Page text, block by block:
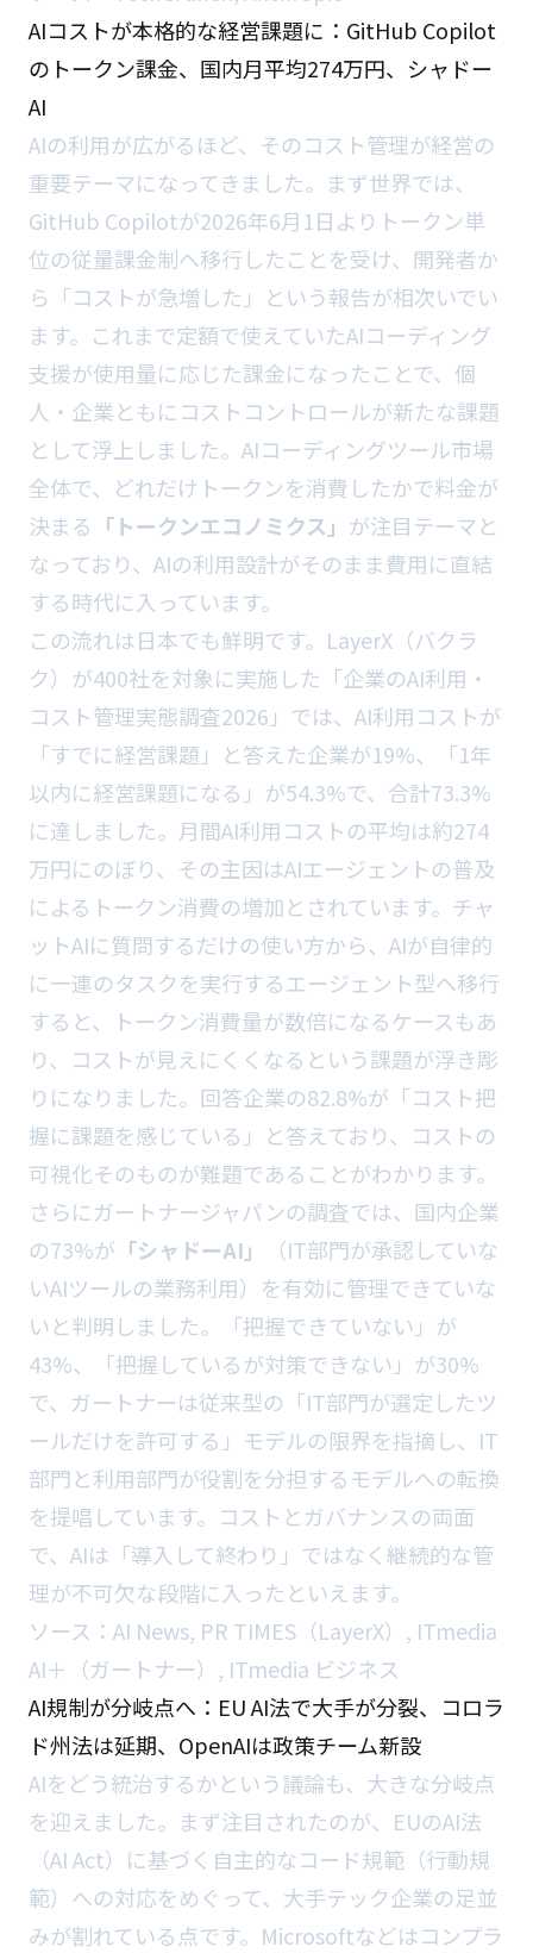
AIコストが本格的な経営課題に：GitHub Copilot
のトークン課金、国内月平均274万円、シャドー
AI
AIの利用が広がるほど、そのコスト管理が経営の
重要テーマになってきました。まず世界では、
GitHub Copilotが2026年6月1日よりトークン単
位の従量課金制へ移行したことを受け、開発者か
ら「コストが急増した」という報告が相次いでい
ます。これまで定額で使えていたAIコーディング
支援が使用量に応じた課金になったことで、個
人・企業ともにコストコントロールが新たな課題
として浮上しました。AIコーディングツール市場
全体で、どれだけトークンを消費したかで料金が
決まる 「トークンエコノミクス」 が注目テーマと
なっており、AIの利用設計がそのまま費用に直結
する時代に入っています。
この流れは日本でも鮮明です。LayerX（バクラ
ク）が400社を対象に実施した「企業のAI利用・
コスト管理実態調査2026」では、AI利用コストが
「すでに経営課題」と答えた企業が19%、「1年
以内に経営課題になる」が54.3%で、合計73.3%
に達しました。月間AI利用コストの平均は約274
万円にのぼり、その主因はAIエージェントの普及
によるトークン消費の増加とされています。チャ
ットAIに質問するだけの使い方から、AIが自律的
に一連のタスクを実行するエージェント型へ移行
すると、トークン消費量が数倍になるケースもあ
り、コストが見えにくくなるという課題が浮き彫
りになりました。回答企業の82.8%が「コスト把
握に課題を感じている」と答えており、コストの
可視化そのものが難題であることがわかります。
さらにガートナージャパンの調査では、国内企業
の73%が 「シャドーAI」
（IT部門が承認していな
いAIツールの業務利用）を有効に管理できていな
いと判明しました。「把握できていない」が
43%、「把握しているが対策できない」が30%
で、ガートナーは従来型の「IT部門が選定したツ
ールだけを許可する」モデルの限界を指摘し、IT
部門と利用部門が役割を分担するモデルへの転換
を提唱しています。コストとガバナンスの両面
で、AIは「導入して終わり」ではなく継続的な管
理が不可欠な段階に入ったといえます。
ソース： AI News, PR TIMES（LayerX） , ITmedia
AI＋（ガートナー） , ITmedia ビジネス
AI規制が分岐点へ：EU AI法で大手が分裂、コロラ
ド州法は延期、OpenAIは政策チーム新設
AIをどう統治するかという議論も、大きな分岐点
を迎えました。まず注目されたのが、EUのAI法
（AI Act）に基づく自主的なコード規範（行動規
範）への対応をめぐって、大手テック企業の足並
みが割れている点です。Microsoftなどはコンプラ